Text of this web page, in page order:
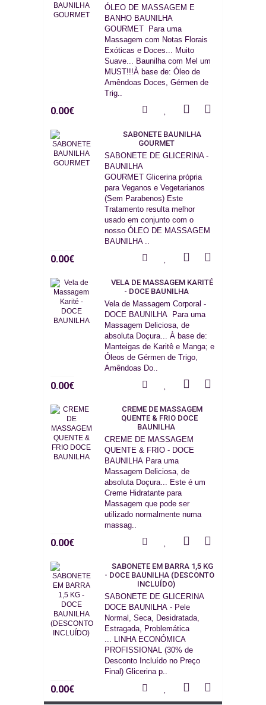
ÓLEO DE MASSAGEM E
BANHO BAUNILHA
GOURMET Para uma
Massagem com Notas Florais
Exóticas e Doces... Muito
Suave... Baunilha com Mel um
MUST!!!À base de: Óleo de
Amêndoas Doces, Gérmen de
Trig..
0.00€
SABONETE BAUNILHA
GOURMET
SABONETE DE GLICERINA -
BAUNILHA
GOURMET Glicerina própria
para Veganos e Vegetarianos
(Sem Parabenos) Este
Tratamento resulta melhor
usado em conjunto com o
nosso ÓLEO DE MASSAGEM
BAUNILHA ..
0.00€
VELA DE MASSAGEM KARITÉ
- DOCE BAUNILHA
Vela de Massagem Corporal -
DOCE BAUNILHA Para uma
Massagem Deliciosa, de
absoluta Doçura... À base de:
Manteigas de Karitê e Manga; e
Óleos de Gérmen de Trigo,
Amêndoas Do..
0.00€
CREME DE MASSAGEM
QUENTE & FRIO DOCE
BAUNILHA
CREME DE MASSAGEM
QUENTE & FRIO - DOCE
BAUNILHA Para uma
Massagem Deliciosa, de
absoluta Doçura... Este é um
Creme Hidratante para
Massagem que pode ser
utilizado normalmente numa
massag..
0.00€
SABONETE EM BARRA 1,5 KG
- DOCE BAUNILHA (DESCONTO
INCLUÍDO)
SABONETE DE GLICERINA
DOCE BAUNILHA - Pele
Normal, Seca, Desidratada,
Estragada, Problemática
... LINHA ECONÓMICA
PROFISSIONAL (30% de
Desconto Incluído no Preço
Final) Glicerina p..
0.00€